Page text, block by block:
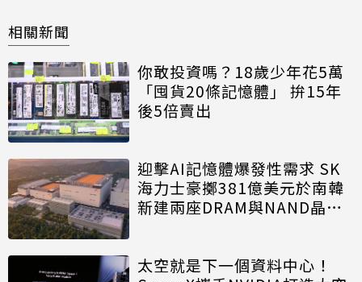
相關新聞
你敢投資嗎？18歲少年花5萬
「囤貨20條記憶體」 拚15年
後5倍賣出
迎擊AI記憶體爆發性需求 SK
海力士豪擲381億美元於南韓
新建兩座DRAM與NAND晶圓
太空就是下一個資料中心！